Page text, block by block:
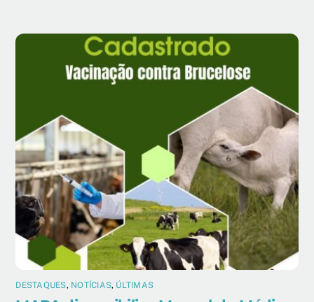
DESTAQUES, NOTÍCIAS, ÚLTIMAS